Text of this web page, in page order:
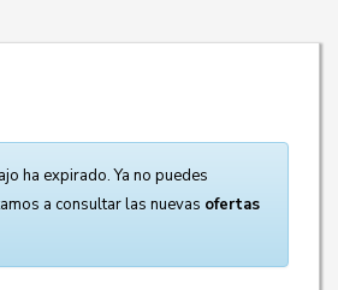
ha expirado. Ya no puedes
a consultar las nuevas ofertas